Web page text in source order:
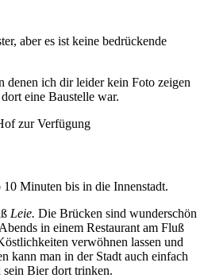
aber es ist keine bedrückende
denen ich dir leider kein Foto zeigen
eine Baustelle war.
zur Verfügung
Minuten bis in die Innenstadt.
Leie. Die Brücken sind wunderschön
in einem Restaurant am Fluß
verwöhnen lassen und
kann man in der Stadt auch einfach
sein Bier dort trinken.